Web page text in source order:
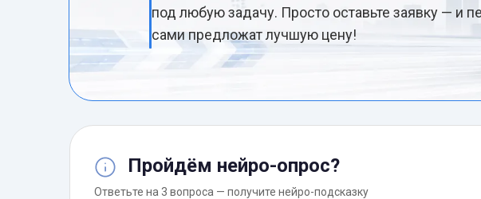
под любую задачу. Просто оставьте заявку — и
сами предложат лучшую цену!
Пройдём нейро-опрос?
Ответьте на 3 вопроса — получите нейро-подсказку